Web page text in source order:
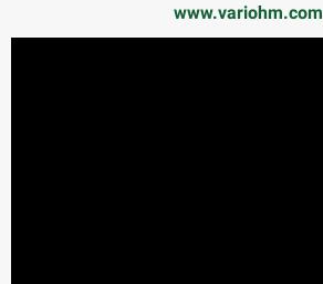
www.variohm.com